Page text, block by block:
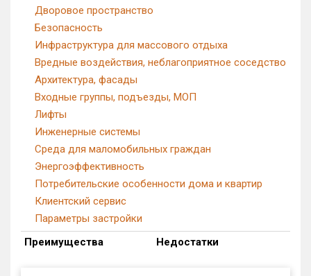
Дворовое пространство
Безопасность
Инфраструктура для массового отдыха
Вредные воздействия, неблагоприятное соседство
Архитектура, фасады
Входные группы, подъезды, МОП
Лифты
Инженерные системы
Среда для маломобильных граждан
Энергоэффективность
Потребительские особенности дома и квартир
Клиентский сервис
Параметры застройки
Преимущества
Недостатки